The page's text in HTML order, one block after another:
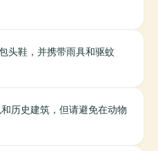
头鞋，并携带雨具和驱蚊
历史建筑，但请避免在动物